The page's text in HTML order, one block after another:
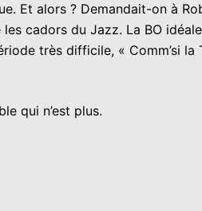
Et alors ? Demandait-on à
cadors du Jazz. La BO
très difficile, « Comm’si
qui n’est plus.